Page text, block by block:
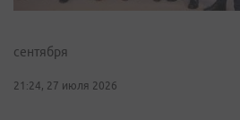
сентября
21:24, 27 июля 2026